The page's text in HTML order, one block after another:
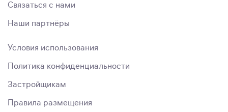
Связаться с нами
Наши партнёры
Условия использования
Политика конфиденциальности
Застройщикам
Правила размещения